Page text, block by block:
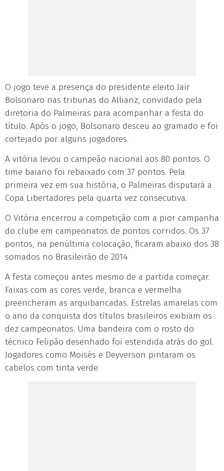
O jogo teve a presença do presidente eleito Jair
Bolsonaro nas tribunas do Allianz, convidado pela
diretoria do Palmeiras para acompanhar a festa do
título. Após o jogo, Bolsonaro desceu ao gramado e foi
cortejado por alguns jogadores.
A vitória levou o campeão nacional aos 80 pontos. O
time baiano foi rebaixado com 37 pontos. Pela
primeira vez em sua história, o Palmeiras disputará a
Copa Libertadores pela quarta vez consecutiva.
O Vitória encerrou a competição com a pior campanha
do clube em campeonatos de pontos corridos. Os 37
pontos, na penúltima colocação, ficaram abaixo dos 38
somados no Brasileirão de 2014
A festa começou antes mesmo de a partida começar.
Faixas com as cores verde, branca e vermelha
preencheram as arquibancadas. Estrelas amarelas com
o ano da conquista dos títulos brasileiros exibiam os
dez campeonatos. Uma bandeira com o rosto do
técnico Felipão desenhado foi estendida atrás do gol.
Jogadores como Moisés e Deyverson pintaram os
cabelos com tinta verde.